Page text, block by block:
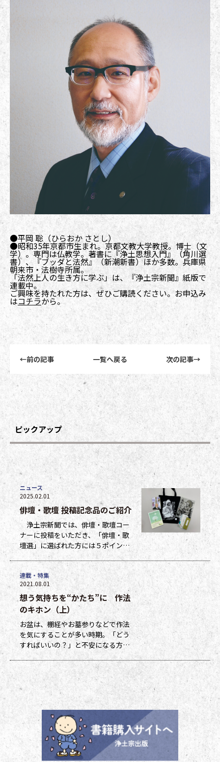
●平岡 聡（ひらおか さとし）
●昭和35年京都市生まれ。京都文教大学教授。博士（文
学）。専門は仏教学。著書に『浄土思想入門』（角川選
書）、『ブッダと法然』（新潮新書）ほか多数。兵庫県
朝来市・法樹寺所属。
「法然上人の生き方に学ぶ」は、『浄土宗新聞』紙版で
連載中。
ご興味を持たれた方は、ぜひご購読ください。お申込み
はコチラから。
←前の記事 一覧へ戻る 次の記事→
ピックアップ
俳壇・歌壇 投稿記念品のご紹介
浄土宗新聞では、俳壇・歌壇コー
ナーに投稿をいただき、「俳壇・歌
壇選」に選ばれた方には５ポイン
ト、他掲載になった方には１ポイン
トを贈呈しています。ポイントは貯
まった数に応じて、浄土宗新聞オリ
ジナルグッズなどの景品と交換でき
ます（交換・発送は下記一覧表通知
のタイミングになります）。 ポイ
ント保有者の方には、半年に一度、
ポイント数とともに記念品一覧表を
送付いたし
ニュース
2025.02.01
想う気持ちを“かたち”に 作法
のキホン（上）
お盆は、棚経やお墓参りなどで作法
を気にすることが多い時期。「どう
すればいいの？」と不安になる方も
多いのではないでしょうか。作法ば
かり気にしていては、ご先祖さまや
ご本尊さまとしっかりと向き合えま
せん。今号から２回にわたって紹介
する浄土宗の作法の基本をおさえ、
大切な方と向き合い、よりよい時間
を過ごしましょう。 袈裟のつけ方
お参りや法要の時に、ぜひ身に着け
ていた
連載・特集
2021.08.01